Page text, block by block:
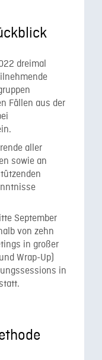
dreimal
Fällen aus der
aller
sowie an
September
von zehn
in großer
Wrap-Up)
in